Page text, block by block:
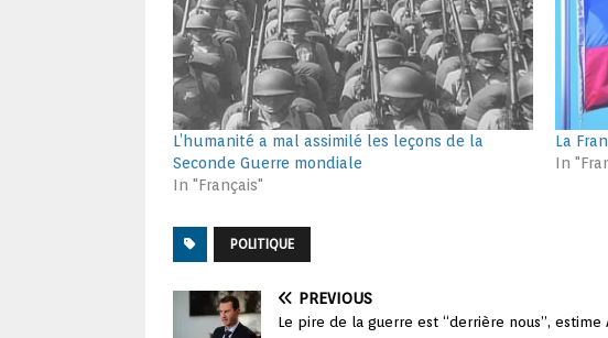
L’humanité a mal assimilé les leçons de la
Seconde Guerre mondiale
In "Français"
La
In
POLITIQUE
PREVIOUS
Le pire de la guerre est “derrière nous”, estime